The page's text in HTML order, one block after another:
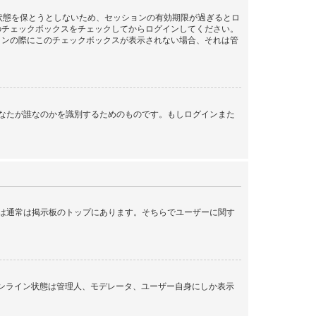
を保とうとしないため、セッションの有効期限が過ぎるとロ
ックボックスをチェックしてからログインしてください。
の際にこのチェックボックスが表示されない場合、それは管
が誰なのかを識別するためのものです。もしログインまた
常は掲示板のトップにあります。そちらでユーザーに関す
イン状態は管理人、モデレータ、ユーザー自身にしか表示